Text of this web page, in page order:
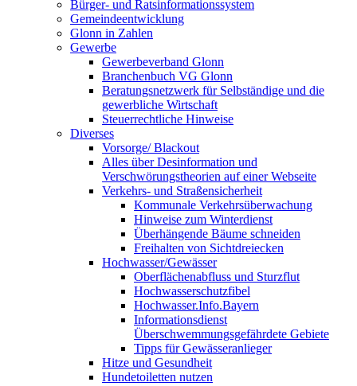
Bürger- und Ratsinformationssystem
Gemeindeentwicklung
Glonn in Zahlen
Gewerbe
Gewerbeverband Glonn
Branchenbuch VG Glonn
Beratungsnetzwerk für Selbständige und die
gewerbliche Wirtschaft
Steuerrechtliche Hinweise
Diverses
Vorsorge/ Blackout
Alles über Desinformation und
Verschwörungstheorien auf einer Webseite
Verkehrs- und Straßensicherheit
Kommunale Verkehrsüberwachung
Hinweise zum Winterdienst
Überhängende Bäume schneiden
Freihalten von Sichtdreiecken
Hochwasser/Gewässer
Oberflächenabfluss und Sturzflut
Hochwasserschutzfibel
Hochwasser.Info.Bayern
Informationsdienst
Überschwemmungsgefährdete Gebiete
Tipps für Gewässeranlieger
Hitze und Gesundheit
Hundetoiletten nutzen